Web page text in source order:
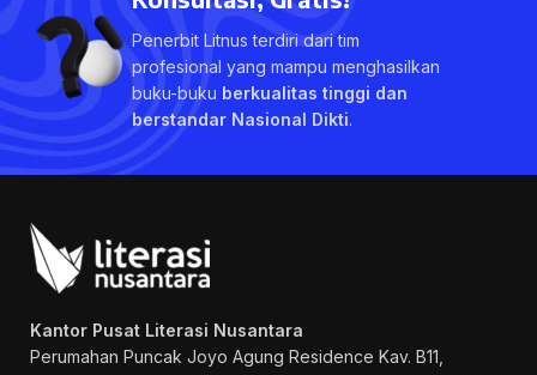
Penerbit Litnus terdiri dari tim
profesional yang mampu menghasilkan
buku-buku berkualitas tinggi dan
berstandar Nasional Dikti.
Kantor Pusat Literasi Nusantara
Perumahan Puncak Joyo Agung Residence Kav. B11,